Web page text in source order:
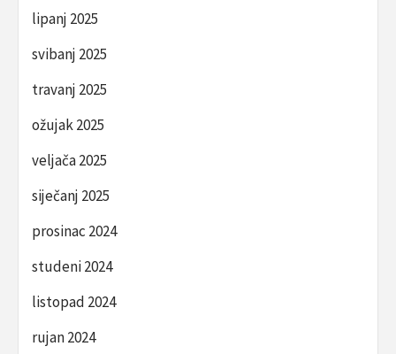
lipanj 2025
svibanj 2025
travanj 2025
ožujak 2025
veljača 2025
siječanj 2025
prosinac 2024
studeni 2024
listopad 2024
rujan 2024